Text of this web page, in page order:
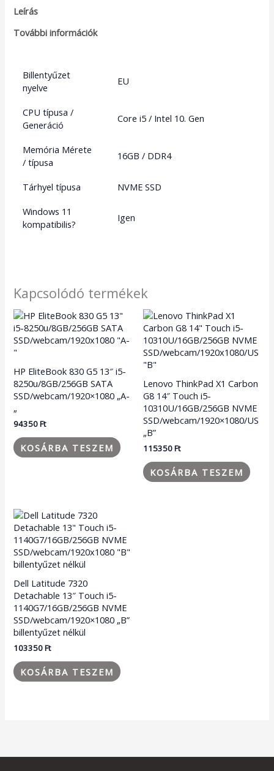
Leírás
További információk
Billentyűzet
nyelve
EU
CPU típusa /
Generáció
Core i5 / Intel 10. Gen
Memória Mérete
/ típusa
16GB / DDR4
Tárhyel típusa
NVME SSD
Windows 11
kompatibilis?
Igen
Kapcsolódó termékek
HP EliteBook 830 G5 13″ i5-
8250u/8GB/256GB SATA
SSD/webcam/1920×1080 „A-
„
94350Ft
KOSÁRBA TESZEM
Lenovo ThinkPad X1 Carbon
G8 14″ Touch i5-
10310U/16GB/256GB NVME
SSD/webcam/1920×1080/US
„B”
115350Ft
KOSÁRBA TESZEM
Dell Latitude 7320
Detachable 13″ Touch i5-
1140G7/16GB/256GB NVME
SSD/webcam/1920×1080 „B”
billentyűzet nélkül
103350Ft
KOSÁRBA TESZEM